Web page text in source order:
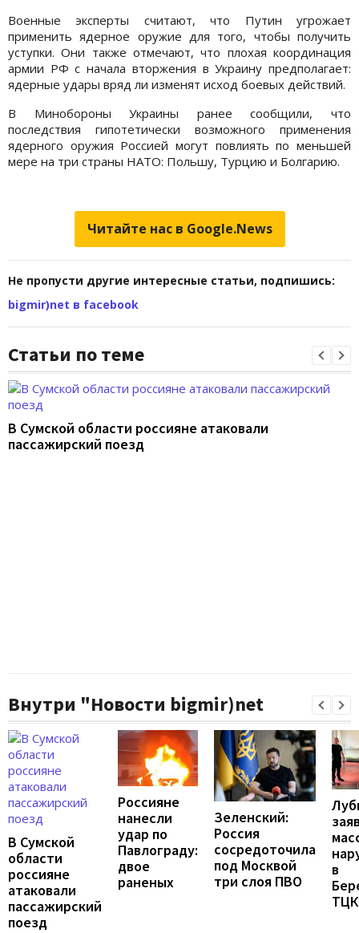
Военные эксперты считают, что Путин угрожает
применить ядерное оружие для того, чтобы получить
уступки. Они также отмечают, что плохая координация
армии РФ с начала вторжения в Украину предполагает:
ядерные удары вряд ли изменят исход боевых действий.
В Минобороны Украины ранее сообщили, что
последствия гипотетически возможного применения
ядерного оружия Россией могут повлиять по меньшей
мере на три страны НАТО: Польшу, Турцию и Болгарию.
Читайте нас в Google.News
Не пропусти другие интересные статьи, подпишись:
bigmir)net в facebook
Статьи по теме
В Сумской области россияне атаковали
пассажирский поезд
Внутри "Новости bigmir)net
В Сумской
области
россияне
атаковали
пассажирский
поезд
Россияне
нанесли
удар по
Павлограду:
двое
раненых
Зеленский:
Россия
сосредоточила
под Москвой
три слоя ПВО
в
ТЦК